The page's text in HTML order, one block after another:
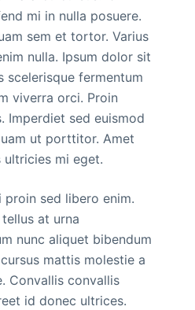
mi in nulla posuere.
sem et tortor. Varius
nulla. Ipsum dolor sit
scelerisque fermentum
viverra orci. Proin
Imperdiet sed euismod
ut porttitor. Amet
ultricies mi eget.
sed libero enim.
at urna
nunc aliquet bibendum
mattis molestie a
Convallis convallis
id donec ultrices.